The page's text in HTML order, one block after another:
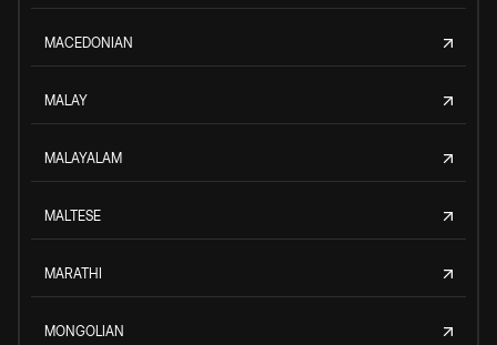
MACEDONIAN
MALAY
MALAYALAM
MALTESE
MARATHI
MONGOLIAN